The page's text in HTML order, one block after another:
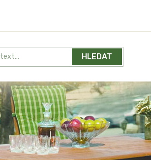
HLEDAT